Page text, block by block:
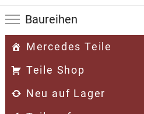
Baureihen
Mercedes Teile
Teile Shop
Neu auf Lager